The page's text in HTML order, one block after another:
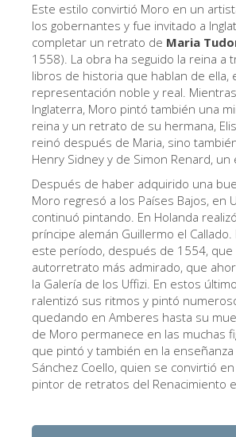
Sólo billetes con
ES
ENGLISH
中文
DEUTSCH
FRANÇAIS
ESPAÑOL
Este estilo convirtió Moro en un
los gobernantes y fue invitado a
completar un retrato de Maria
1558). La obra ha seguido la reina a
libros de historia que hablan de ella,
representación noble y real.
Inglaterra, Moro pintó también una
reina y un retrato de su hermana,
reinó después de Maria, sino
Henry Sidney y de Simon Renard, un
Después de haber adquirido una
Moro regresó a los Países Bajos, en
continuó pintando. En Holanda
príncipe alemán Guillermo el
este período, después de 1554, que
autorretrato más admirado, que
la Galería de los Uffizi. En estos
ralentizó sus ritmos y pintó
quedando en Amberes hasta su
de Moro permanece en las muchas
que pintó y también en la
Sánchez Coello, quien se convirtió
pintor de retratos del Renacimiento